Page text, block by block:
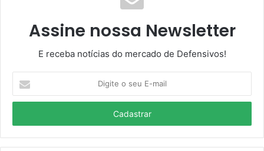
Assine nossa Newsletter
E receba notícias do mercado de Defensivos!
seu
mail